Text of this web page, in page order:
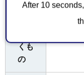
After 10
ちし
くも
の